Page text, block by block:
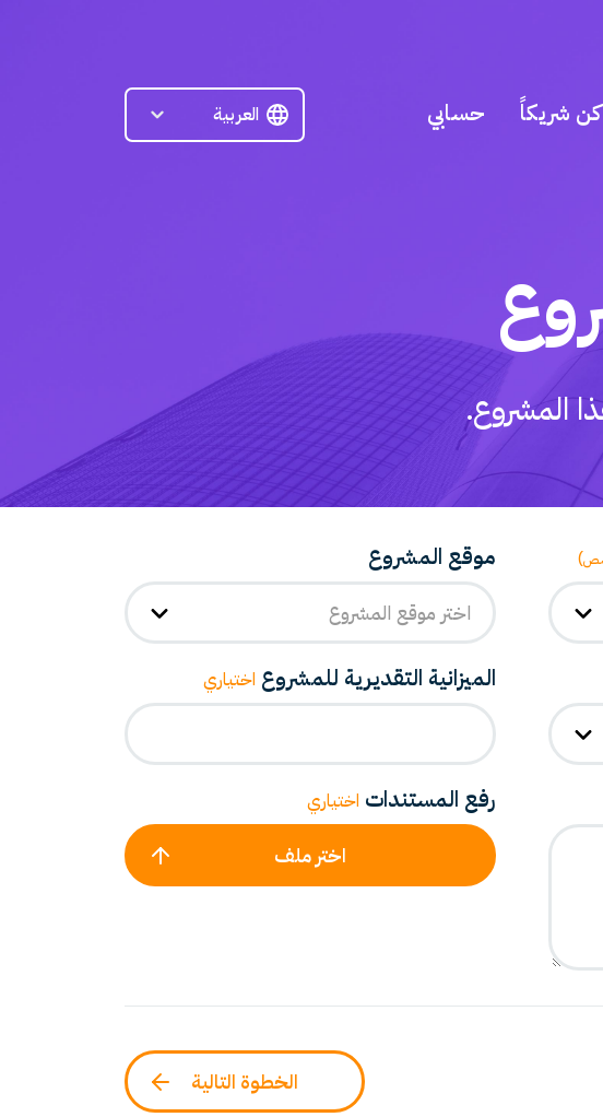
كن شريكاً حسابي
المشروع.
موقع المشروع
اختر موقع المشروع
الميزانية التقديرية للمشروع اختياري
رفع المستندات اختياري
اختر ملف
الخطوة التالية